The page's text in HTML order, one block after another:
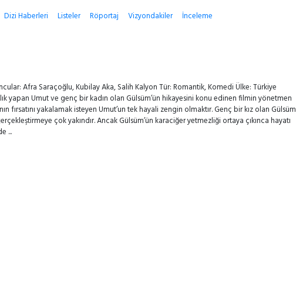
Dizi Haberleri Listeler Röportaj Vizyondakiler
İnceleme
Afra Saraçoğlu, Kubilay Aka, Salih Kalyon Tür: Romantik, Komedi Ülke: Türkiye
yapan Umut ve genç bir kadın olan Gülsüm’ün hikayesini konu edinen filmin yönetmen
fırsatını yakalamak isteyen Umut’un tek hayali zengin olmaktır. Genç bir kız olan Gülsüm
çok yakındır. Ancak Gülsüm’ün karaciğer yetmezliği ortaya çıkınca hayatı
...